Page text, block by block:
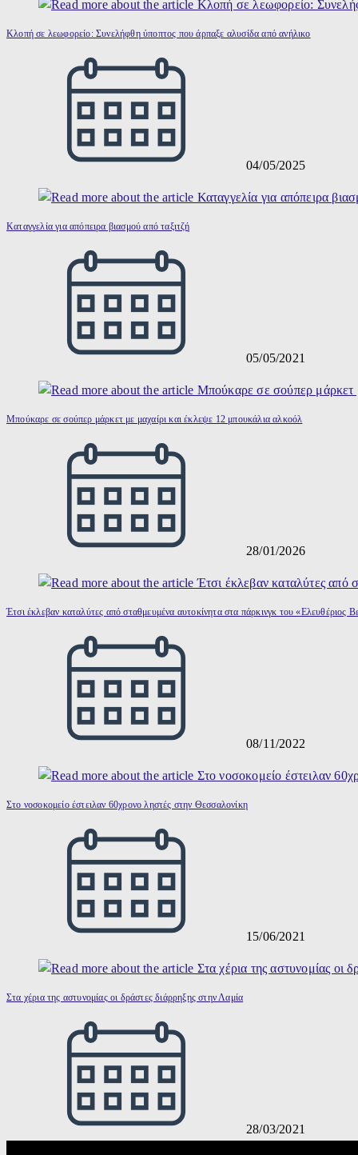
Κλοπή σε λεωφορείο: Συνελήφθη ύποπτος που άρπαξε αλυσίδα από ανήλικο
04/05/2025
Καταγγελία για απόπειρα βιασμού από ταξιτζή
05/05/2021
Μπούκαρε σε σούπερ μάρκετ με μαχαίρι και έκλεψε 12 μπουκάλια αλκοόλ
28/01/2026
Έτσι έκλεβαν καταλύτες από σταθμευμένα αυτοκίνητα στα πάρκινγκ του «Ελευθέριος
08/11/2022
Στο νοσοκομείο έστειλαν 60χρονο ληστές στην Θεσσαλονίκη
15/06/2021
Στα χέρια της αστυνομίας οι δράστες διάρρηξης στην Λαμία
28/03/2021